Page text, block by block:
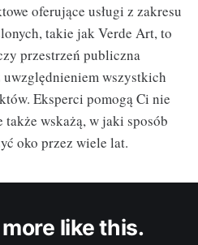
oferujące usługi z zakresu
takie jak Verde Art, to
przestrzeń publiczna
wszystkich
Eksperci pomogą Ci nie
wskażą, w jaki sposób
oko przez wiele lat.
like this.